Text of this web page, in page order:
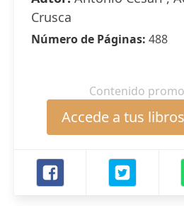
Crusca
Número de Páginas: 488
Contenido
Accede a tus